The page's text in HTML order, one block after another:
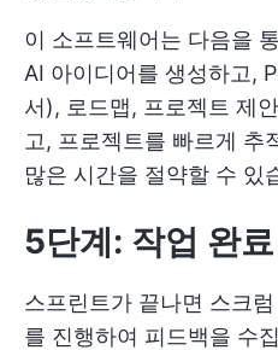
이 소프트웨어는 다음을
AI 아이디어를 생성하고,
서), 로드맵, 프로젝트 제
고, 프로젝트를 빠르게 추
많은 시간을 절약할 수 있
5단계: 작업 완
스프린트가 끝나면 스크
를 진행하여 피드백을 수